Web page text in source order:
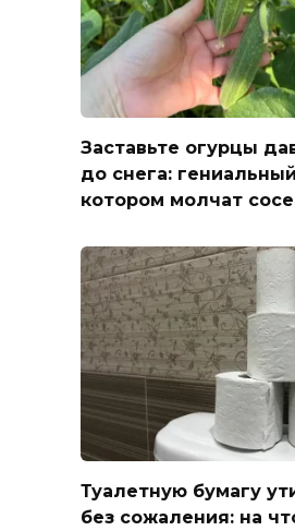
Заставьте огурцы
до снега:
котором молчат
Туалетную бумагу
без сожаления: на